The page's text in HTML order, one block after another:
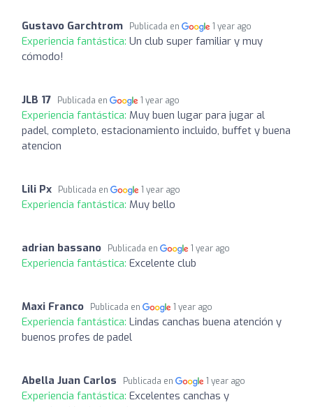
Gustavo Garchtrom Publicada en 1 year ago
Experiencia fantástica: Un club super familiar y muy
cómodo!
JLB 17 Publicada en 1 year ago
Experiencia fantástica: Muy buen lugar para jugar al
padel, completo, estacionamiento incluido, buffet y buena
atencion
Lili Px Publicada en 1 year ago
Experiencia fantástica: Muy bello
adrian bassano Publicada en 1 year ago
Experiencia fantástica: Excelente club
Maxi Franco Publicada en 1 year ago
Experiencia fantástica: Lindas canchas buena atención y
buenos profes de padel
Abella Juan Carlos Publicada en 1 year ago
Experiencia fantástica: Excelentes canchas y